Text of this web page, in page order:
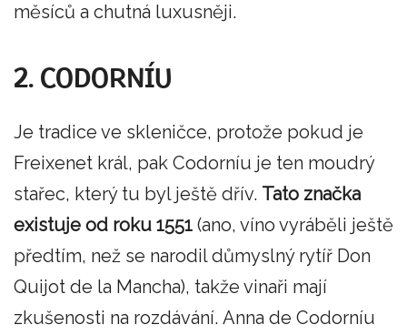
měsíců a chutná luxusněji.
2. CODORNÍU
Je tradice ve skleničce, protože pokud je
Freixenet král, pak Codorníu je ten moudrý
stařec, který tu byl ještě dřív. Tato značka
existuje od roku 1551 (ano, víno vyráběli ještě
předtím, než se narodil důmyslný rytíř Don
Quijot de la Mancha), takže vinaři mají
zkušenosti na rozdávání. Anna de Codorníu